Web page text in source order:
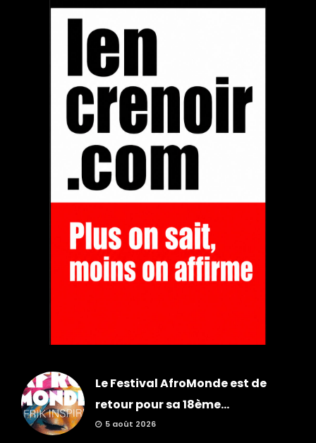
Le Festival AfroMonde est de
retour pour sa 18ème...
5 août 2026